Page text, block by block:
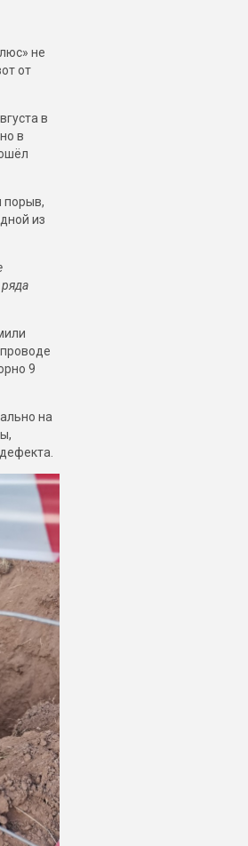
не
от
в
в
порыв,
из
9
на